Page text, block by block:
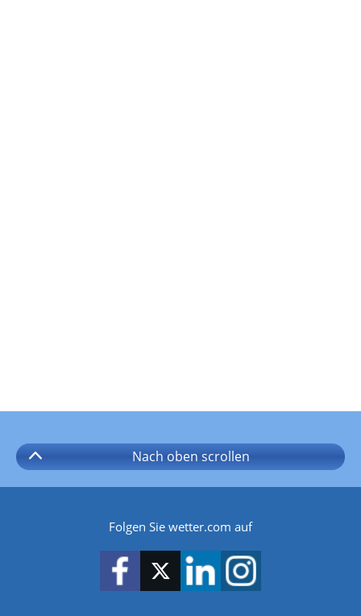
Nach oben scrollen
Folgen Sie wetter.com auf